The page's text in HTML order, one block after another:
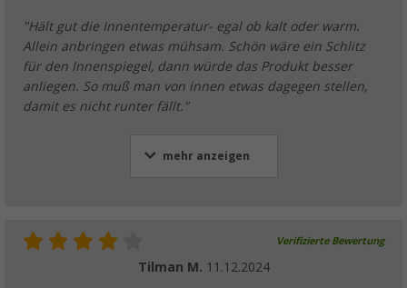
"Hält gut die Innentemperatur- egal ob kalt oder warm.
Allein anbringen etwas mühsam. Schön wäre ein Schlitz
für den Innenspiegel, dann würde das Produkt besser
anliegen. So muß man von innen etwas dagegen stellen,
damit es nicht runter fällt."
mehr anzeigen
Verifizierte Bewertung
Tilman M. 11.12.2024